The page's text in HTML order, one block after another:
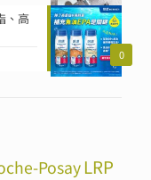
0
、高
PosayLRP